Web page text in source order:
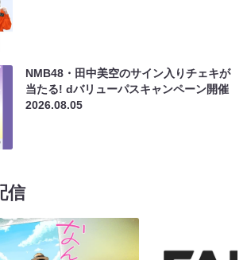
NMB48・田中美空のサイン入りチェキが
当たる! dバリューパスキャンペーン開催
2026.08.05
信